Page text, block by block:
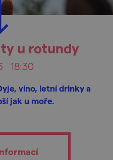
u rotundy
18:30
víno, letní drinky a
jak u moře.